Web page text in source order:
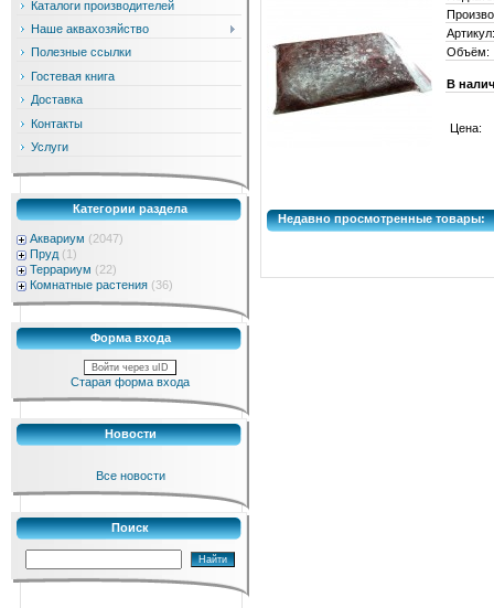
Каталоги производителей
Наше аквахозяйство
Полезные ссылки
Гостевая книга
Доставка
Контакты
Услуги
Категории раздела
Аквариум (2047)
Пруд (1)
Террариум (22)
Комнатные растения (36)
Форма входа
Войти через uID
Старая форма входа
Новости
Все новости
Поиск
Артикул:
Объём:
В
Цена:
Недавно просмотренные товары: